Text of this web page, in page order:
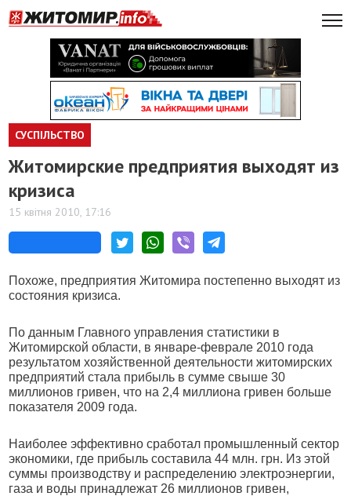
СУСПІЛЬСТВО
Житомирские предприятия выходят из
кризиса
15 квітня 2010, 17:16
Похоже, предприятия Житомира постепенно выходят из
состояния кризиса.
По данным Главного управления статистики в
Житомирской области, в январе-феврале 2010 года
результатом хозяйственной деятельности житомирских
предприятий стала прибыль в сумме свыше 30
миллионов гривен, что на 2,4 миллиона гривен больше
показателя 2009 года.
Наиболее эффективно сработал промышленный сектор
экономики, где прибыль составила 44 млн. грн. Из этой
суммы производству и распределению электроэнергии,
газа и воды принадлежат 26 миллионов гривен,